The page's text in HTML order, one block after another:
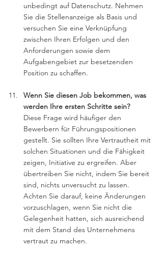
unbedingt auf Datenschutz. Nehmen
Sie die Stellenanzeige als Basis und
versuchen Sie eine Verknüpfung
zwischen Ihren Erfolgen und den
Anforderungen sowie dem
Aufgabengebiet zur besetzenden
Position zu schaffen.
Wenn Sie diesen Job bekommen, was
werden Ihre ersten Schritte sein?
Diese Frage wird häufiger den
Bewerbern für Führungspositionen
gestellt. Sie sollten Ihre Vertrautheit mit
solchen Situationen und die Fähigkeit
zeigen, Initiative zu ergreifen. Aber
übertreiben Sie nicht, indem Sie bereit
sind, nichts unversucht zu lassen.
Achten Sie darauf, keine Änderungen
vorzuschlagen, wenn Sie nicht die
Gelegenheit hatten, sich ausreichend
mit dem Stand des Unternehmens
vertraut zu machen.